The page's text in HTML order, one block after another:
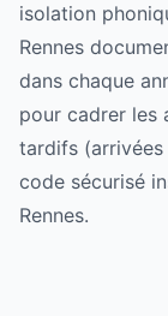
isolation
Rennes
dans chaque
pour cadrer les
tardifs
code sécurisé
Rennes.